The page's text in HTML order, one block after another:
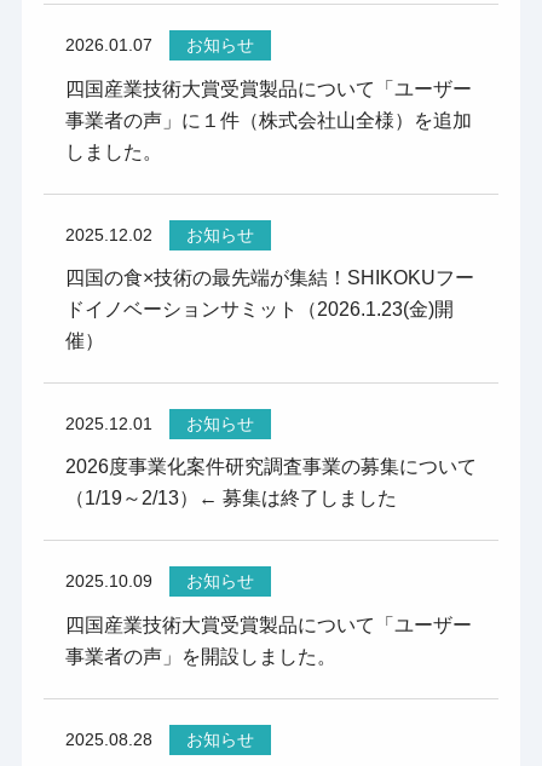
2026.01.07 お知らせ
四国産業技術大賞受賞製品について「ユーザー
事業者の声」に１件（株式会社山全様）を追加
しました。
2025.12.02 お知らせ
四国の食×技術の最先端が集結！SHIKOKUフー
ドイノベーションサミット（2026.1.23(金)開
催）
2025.12.01 お知らせ
2026度事業化案件研究調査事業の募集について
（1/19～2/13）← 募集は終了しました
2025.10.09 お知らせ
四国産業技術大賞受賞製品について「ユーザー
事業者の声」を開設しました。
2025.08.28 お知らせ